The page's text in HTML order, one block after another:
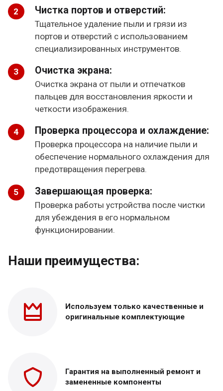
Чистка портов и отверстий:
Тщательное удаление пыли и грязи из
портов и отверстий с использованием
специализированных инструментов.
Очистка экрана:
Очистка экрана от пыли и отпечатков
пальцев для восстановления яркости и
четкости изображения.
Проверка процессора и охлаждение:
Проверка процессора на наличие пыли и
обеспечение нормального охлаждения для
предотвращения перегрева.
Завершающая проверка:
Проверка работы устройства после чистки
для убеждения в его нормальном
функционировании.
Наши преимущества:
Используем только качественные и
оригинальные комплектующие
Гарантия на выполненный ремонт и
замененные компоненты